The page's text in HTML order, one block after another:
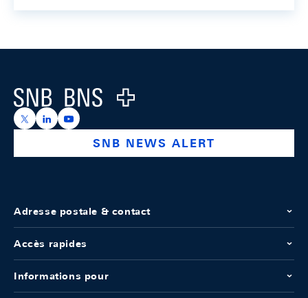
Logo
https://x.com/snb_bns
https://ch.linkedin.com/company/swiss-national-
https://www.youtube.com/@swissnationalbank
SNB NEWS ALERT
Adresse postale & contact
Accès rapides
Informations pour